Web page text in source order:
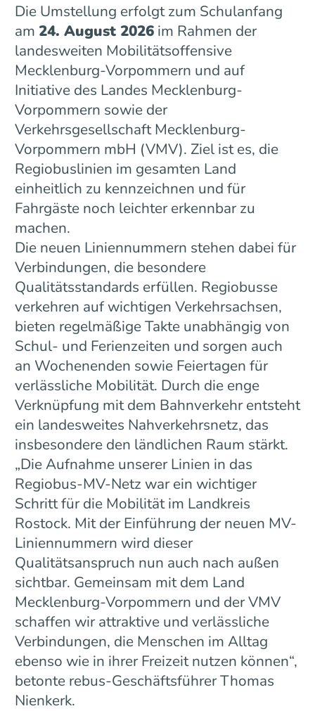
Die Umstellung erfolgt zum Schulanfang
am 24. August 2026im Rahmen der
landesweiten Mobilitätsoffensive
Mecklenburg-Vorpommern und auf
Initiative des Landes Mecklenburg-
Vorpommern sowie der
Verkehrsgesellschaft Mecklenburg-
Vorpommern mbH (VMV). Ziel ist es, die
Regiobuslinien im gesamten Land
einheitlich zu kennzeichnen und für
Fahrgäste noch leichter erkennbar zu
machen.
Die neuen Liniennummern stehen dabei für
Verbindungen, die besondere
Qualitätsstandards erfüllen. Regiobusse
verkehren auf wichtigen Verkehrsachsen,
bieten regelmäßige Takte unabhängig von
Schul- und Ferienzeiten und sorgen auch
an Wochenenden sowie Feiertagen für
verlässliche Mobilität. Durch die enge
Verknüpfung mit dem Bahnverkehr entsteht
ein landesweites Nahverkehrsnetz, das
insbesondere den ländlichen Raum stärkt.
„Die Aufnahme unserer Linien in das
Regiobus-MV-Netz war ein wichtiger
Schritt für die Mobilität im Landkreis
Rostock. Mit der Einführung der neuen MV-
Liniennummern wird dieser
Qualitätsanspruch nun auch nach außen
sichtbar. Gemeinsam mit dem Land
Mecklenburg-Vorpommern und der VMV
schaffen wir attraktive und verlässliche
Verbindungen, die Menschen im Alltag
ebenso wie in ihrer Freizeit nutzen können“,
betonte rebus-Geschäftsführer Thomas
Nienkerk.